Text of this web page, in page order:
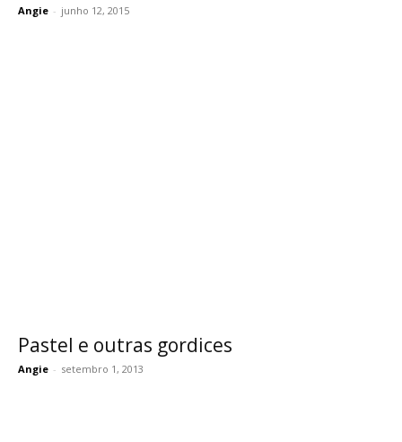
Angie - junho 12, 2015
Pastel e outras gordices
Angie - setembro 1, 2013